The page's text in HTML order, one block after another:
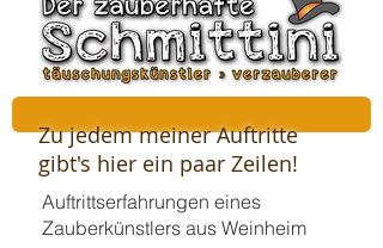
Zu jedem meiner Auftritte
gibt's hier ein paar Zeilen!
Auftrittserfahrungen eines
Zauberkünstlers aus Weinheim